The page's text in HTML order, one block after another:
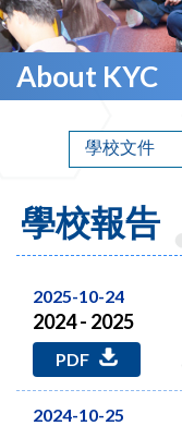
About KYC
學校報告
2025-10-24
2024 - 2025
PDF
2024-10-25